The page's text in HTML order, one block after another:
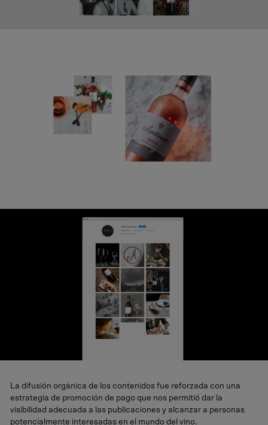
La difusión orgánica de los contenidos fue reforzada con una
estrategia de promoción de pago que nos permitió dar la
visibilidad adecuada a las publicaciones y alcanzar a personas
potencialmente interesadas en el mundo del vino.